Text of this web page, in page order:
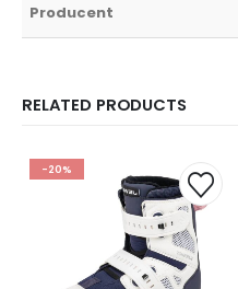
Producent
RELATED PRODUCTS
-20%